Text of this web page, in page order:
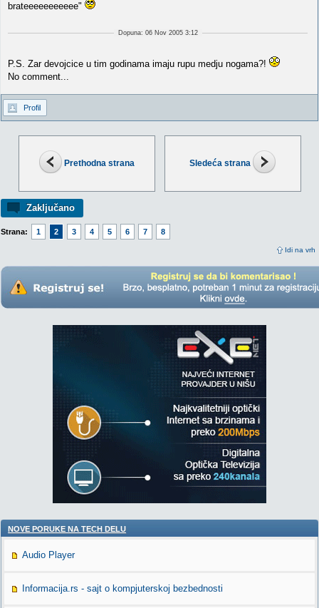
Prethodna strana Sledeća strana
Zaključano
Strana: 1 2 3 4 5 6 7 8
Idi na vrh
brateeeeeeeeeee"
Dopuna: 06 Nov 2005 3:12
P.S. Zar devojcice u tim godinama imaju rupu medju nogama?!
No comment...
Profil
NOVE PORUKE NA TECH DELU
Audio Player
Informacija.rs - sajt o kompjuterskoj bezbednosti